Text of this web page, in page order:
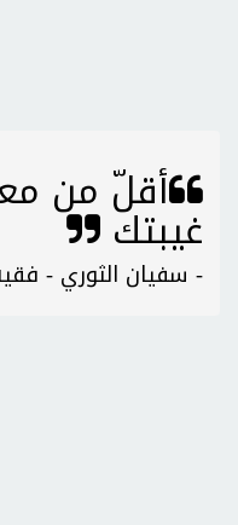
أقلّ من
غيبتك
- سفيان الثوري -